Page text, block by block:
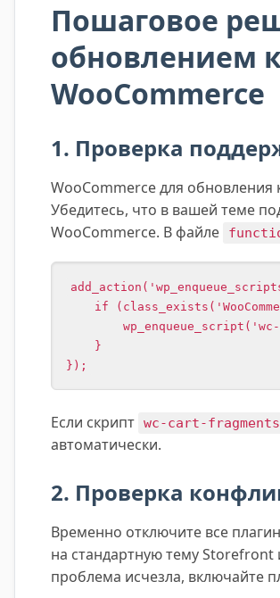
Пошаговое
обновлением
WooCommerce
1. Проверка
WooCommerce для обновления
Убедитесь, что в вашей теме
WooCommerce. В файле
});
Если скрипт wc-cart-fragments
автоматически.
2. Проверка
Временно отключите все
на стандартную тему Storefront
проблема исчезла, включайте